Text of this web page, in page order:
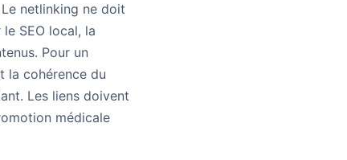
netlinking ne doit
SEO local, la
Pour un
la cohérence du
Les liens doivent
médicale